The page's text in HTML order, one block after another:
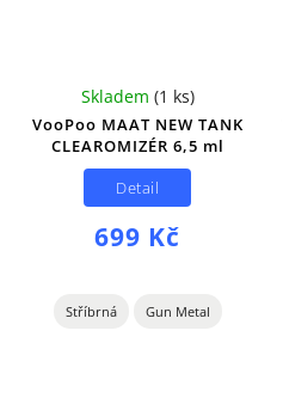
VooPoo MAAT NEW TANK
CLEAROMIZÉR 6,5 ml
Skladem (1 ks)
699 Kč
Detail
Stříbrná Gun Metal